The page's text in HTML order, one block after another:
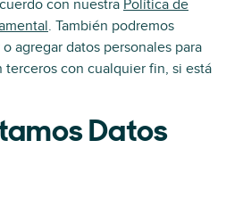
con nuestra Política de
. También podremos
agregar datos personales para
terceros con cualquier fin, si está
Datos